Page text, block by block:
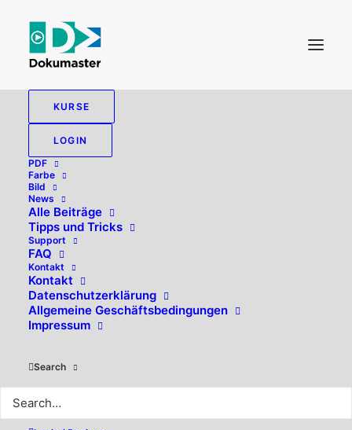
KURSE
LOGIN
PDF
Farbe
Bild
News
Alle Beiträge
Tipps und Tricks
Support
FAQ
Kontakt
Kontakt
Datenschutzerklärung
Allgemeine Geschäftsbedingungen
Impressum
Search
Hallo, willkommen zurück!